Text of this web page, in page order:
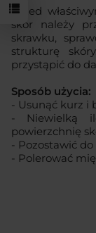
Przed
skór należy
skrawku,
strukturę
przystąpić do
Sposób użycia:
- Usunąć kurz i
- Niewielką
powierzchnię
- Pozostawić
- Polerować